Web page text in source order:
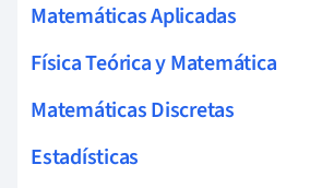
Matemáticas Aplicadas
Física Teórica y Matemática
Matemáticas Discretas
Estadísticas